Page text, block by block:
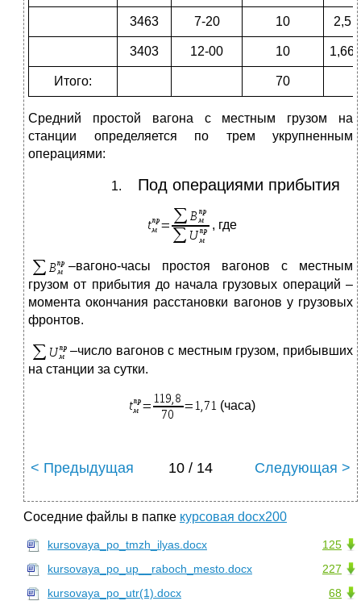
3463 7-20 10 2,5
3403 12-00 10 1,66
Итого: 70
Средний простой вагона с местным грузом на
станции определяется по трем укрупненным
операциями:
Под операциями прибытия
, где
–вагоно-часы простоя вагонов с местным
грузом от прибытия до начала грузовых операций –
момента окончания расстановки вагонов у грузовых
фронтов.
–число вагонов с местным грузом, прибывших
на станции за сутки.
(часа)
< Предыдущая 10 / 14 Следующая >
Соседние файлы в папке курсовая docx200
125
kursovaya_po_tmzh_ilyas.docx
227
kursovaya_po_up__raboch_mesto.docx
68
kursovaya_po_utr(1).docx